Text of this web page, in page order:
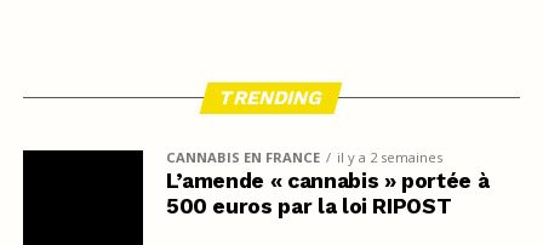
TRENDING
CANNABIS EN FRANCE il y a 2 semaines
L’amende « cannabis » portée à
500 euros par la loi RIPOST